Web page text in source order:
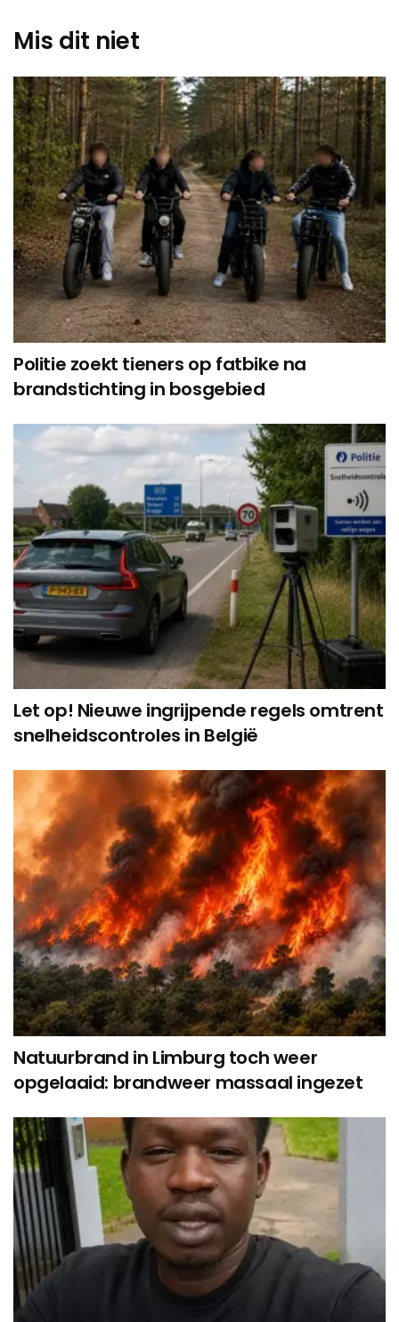
Mis dit niet
Politie zoekt tieners op fatbike na
brandstichting in bosgebied
Let op! Nieuwe ingrijpende regels omtrent
snelheidscontroles in België
Natuurbrand in Limburg toch weer
opgelaaid: brandweer massaal ingezet